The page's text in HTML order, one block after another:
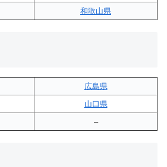
和歌山県
広島県
山口県
–